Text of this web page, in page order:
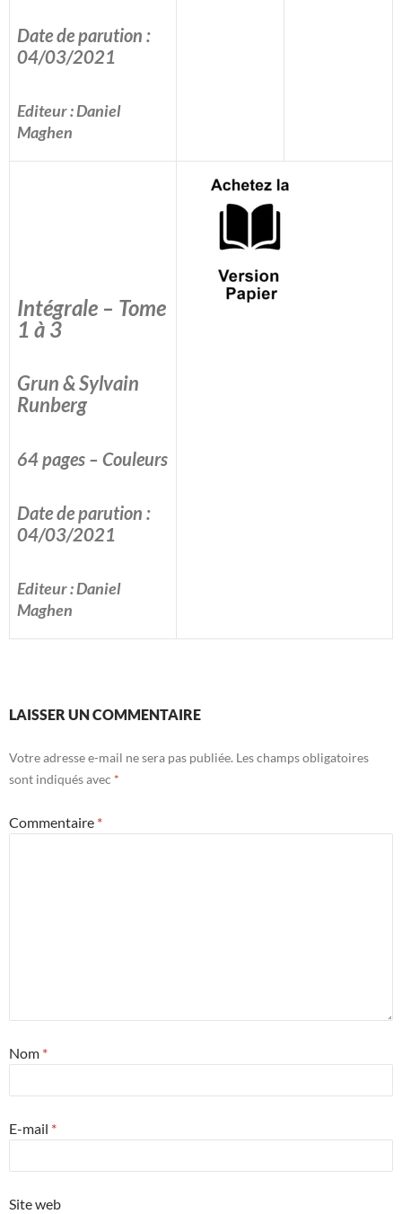
Date de parution :
04/03/2021
Editeur : Daniel
Maghen
Intégrale – Tome
1 à 3
Grun & Sylvain
Runberg
64 pages – Couleurs
Date de parution :
04/03/2021
Editeur : Daniel
Maghen
LAISSER UN COMMENTAIRE
Votre adresse e-mail ne sera pas publiée. Les champs obligatoires
sont indiqués avec *
Commentaire *
Nom *
E-mail *
Site web